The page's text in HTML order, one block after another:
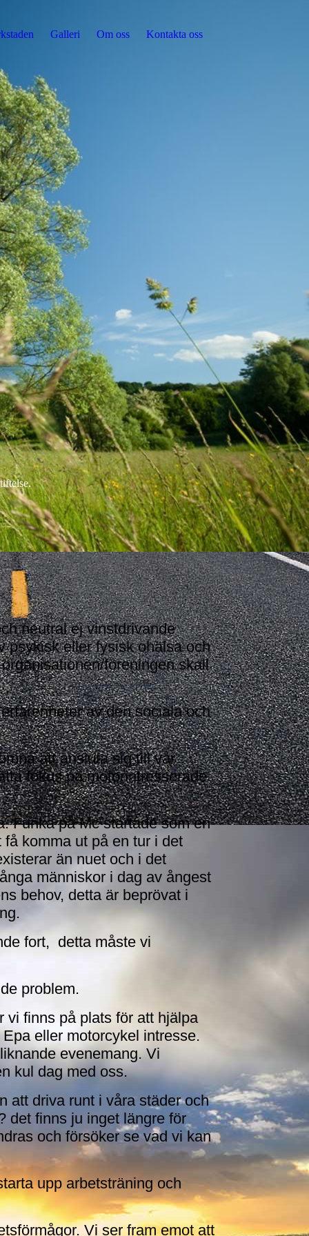
Galleri Om oss Kontakta oss
l
neutral ej vinstdrivande
psykisk eller fysisk ohälsa och
föreningen skall
av den sociala och
att ansluta sig till vår
fokus på motorintresserade
Funka på Mc startade som en
komma ut på en tur i det
än nuet och i det
människor i dag av ångest
behov, detta är beprövat i
fort, detta måste vi
problem.
vi finns på plats för att hjälpa
eller motorcykel intresse.
evenemang. Vi
kul dag med oss.
att driva runt i våra städer och
det finns ju inget längre för
och försöker se vad vi kan
upp arbetsträning och
Vi ser fram emot att